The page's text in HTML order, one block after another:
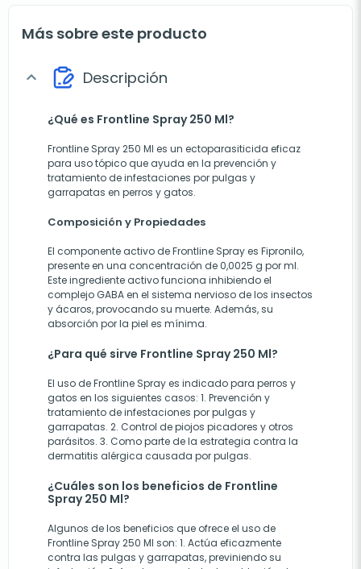
Más sobre este producto
expand_more Descripción
¿Qué es Frontline Spray 250 Ml?
Frontline Spray 250 Ml es un ectoparasiticida eficaz
para uso tópico que ayuda en la prevención y
tratamiento de infestaciones por pulgas y
garrapatas en perros y gatos.
Composición y Propiedades
El componente activo de Frontline Spray es Fipronilo,
presente en una concentración de 0,0025 g por ml.
Este ingrediente activo funciona inhibiendo el
complejo GABA en el sistema nervioso de los insectos
y ácaros, provocando su muerte. Además, su
absorción por la piel es mínima.
¿Para qué sirve Frontline Spray 250 Ml?
El uso de Frontline Spray es indicado para perros y
gatos en los siguientes casos: 1. Prevención y
tratamiento de infestaciones por pulgas y
garrapatas. 2. Control de piojos picadores y otros
parásitos. 3. Como parte de la estrategia contra la
dermatitis alérgica causada por pulgas.
¿Cuáles son los beneficios de Frontline
Spray 250 Ml?
Algunos de los beneficios que ofrece el uso de
Frontline Spray 250 Ml son: 1. Actúa eficazmente
contra las pulgas y garrapatas, previniendo su